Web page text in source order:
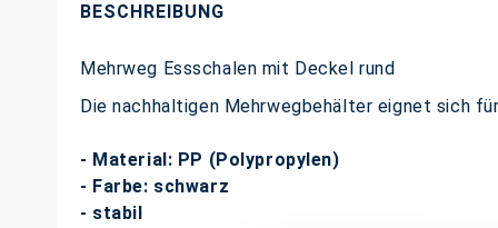
BESCHREIBUNG
Mehrweg Essschalen mit Deckel rund
Die nachhaltigen Mehrwegbehälter eignet sich
- Material: PP (Polypropylen)
- Farbe: schwarz
- stabil